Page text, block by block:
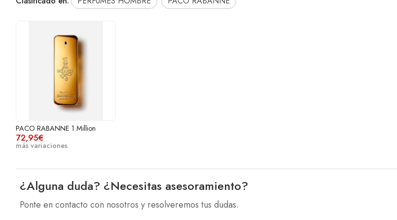
PACO RABANNE 1 Million
72,95€
más variaciones
¿Alguna duda? ¿Necesitas asesoramiento?
Ponte en contacto con nosotros y resolveremos tus dudas.